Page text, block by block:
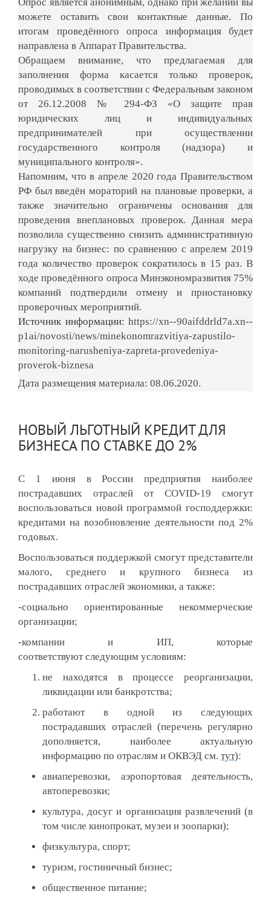
можете оставить свои контактные данные. По
итогам проведённого опроса информация будет
направлена в Аппарат Правительства.
Обращаем внимание, что предлагаемая для
заполнения форма касается только проверок,
проводимых в соответствии с Федеральным законом
от 26.12.2008 № 294-ФЗ «О защите прав
юридических лиц и индивидуальных
предпринимателей при осуществлении
государственного контроля (надзора) и
муниципального контроля».
Напомним, что в апреле 2020 года Правительством
РФ был введён мораторий на плановые проверки, а
также значительно ограничены основания для
проведения внеплановых проверок. Данная мера
позволила существенно снизить административную
нагрузку на бизнес: по сравнению с апрелем 2019
года количество проверок сократилось в 15 раз. В
ходе проведённого опроса Минэкономразвития 75%
компаний подтвердили отмену и приостановку
проверочных мероприятий.
Источник информации: https://xn--90aifddrld7a.xn--
p1ai/novosti/news/minekonomrazvitiya-zapustilo-
monitoring-narusheniya-zapreta-provedeniya-
proverok-biznesa
Дата размещения материала: 08.06.2020.
НОВЫЙ ЛЬГОТНЫЙ КРЕДИТ ДЛЯ
БИЗНЕСА ПО СТАВКЕ ДО 2%
С 1 июня в России предприятия наиболее
пострадавших отраслей от COVID-19 смогут
воспользоваться новой программой господдержки:
кредитами на возобновление деятельности под 2%
годовых.
Воспользоваться поддержкой смогут представители
малого, среднего и крупного бизнеса из
пострадавших отраслей экономики, а также:
-социально ориентированные некоммерческие
организации;
-компании и ИП, которые
соответствуют следующим условиям:
не находятся в процессе реорганизации,
ликвидации или банкротства;
работают в одной из следующих
пострадавших отраслей (перечень регулярно
дополняется, наиболее актуальную
информацию по отраслям и ОКВЭД см. тут):
авиаперевозки, аэропортовая деятельность,
автоперевозки;
культура, досуг и организация развлечений (в
том числе кинопрокат, музеи и зоопарки);
физкультура, спорт;
туризм, гостиничный бизнес;
общественное питание;